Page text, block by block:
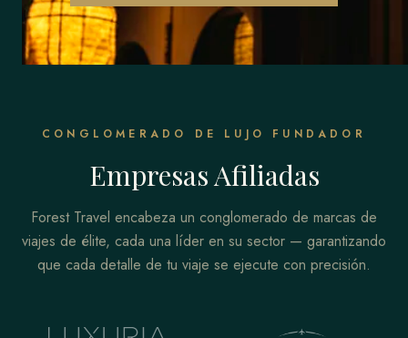
CONGLOMERADO DE LUJO FUNDADOR
Empresas Afiliadas
Forest Travel encabeza un conglomerado de marcas de
viajes de élite, cada una líder en su sector — garantizando
que cada detalle de tu viaje se ejecute con precisión.